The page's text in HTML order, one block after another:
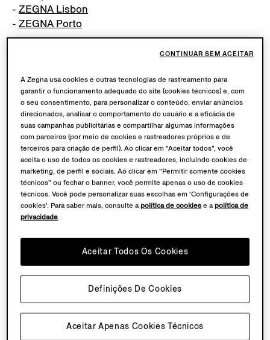
- ZEGNA Lisbon
- ZEGNA Porto
MIDDLE EAST
UAE
ZEGNA Dubai Mall
ZEGNA Dubai Mall of the Emirates
ZEGNA Abu Dhabi The Galleria Al Mariyah
ZEGNA Dubai Harvey Nichols (Mall of the Emirates)
ZEGNA Riyadh Solitaire
Kuwait
ZEGNA Kuwait The Avenues Mall
Turkey
ZEGNA Istanbul Istinye Park
A Zegna usa cookies e outras tecnologias de rastreamento para
garantir o funcionamento adequado do site (cookies técnicos) e, com
o seu consentimento, para personalizar o conteúdo, enviar anúncios
direcionados, analisar o comportamento do usuário e a eficácia de
suas campanhas publicitárias e compartilhar algumas informações
com parceiros (por meio de cookies e rastreadores próprios e de
terceiros para criação de perfil). Ao clicar em "Aceitar todos", você
aceita o uso de todos os cookies e rastreadores, incluindo cookies de
marketing, de perfil e sociais. Ao clicar em "Permitir somente cookies
técnicos" ou fechar o banner, você permite apenas o uso de cookies
técnicos. Você pode personalizar suas escolhas em 'Configurações de
cookies'. Para saber mais, consulte apolítica de cookies e apolítica de
privacidade.
Aceitar Apenas Cookies Técnicos
Aceitar Todos Os Cookies
Definições De Cookies
CONTINUAR SEM ACEITAR